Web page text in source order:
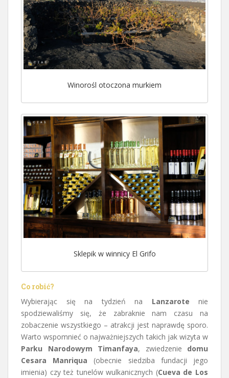
Winorośl otoczona murkiem
Sklepik w winnicy El Grifo
Co robić?
Wybierając się na tydzień na Lanzarote nie
spodziewaliśmy się, że zabraknie nam czasu na
zobaczenie wszystkiego – atrakcji jest naprawdę sporo.
Warto wspomnieć o najważniejszych takich jak wizyta w
Parku Narodowym Timanfaya, zwiedzenie domu
Cesara Manriqua (obecnie siedziba fundacji jego
imienia) czy też tunelów wulkanicznych (Cueva de Los